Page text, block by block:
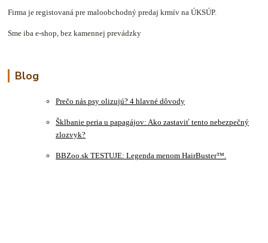
Firma je registovaná pre maloobchodný predaj krmív na ÚKSÚP.
Sme iba e-shop, bez kamennej prevádzky
Blog
Prečo nás psy olizujú? 4 hlavné dôvody
Šklbanie peria u papagájov: Ako zastaviť tento nebezpečný
zlozvyk?
BBZoo.sk TESTUJE: Legenda menom HairBuster™.